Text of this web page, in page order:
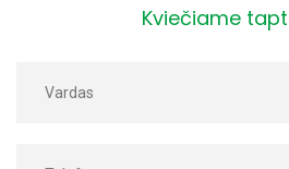
Kviečiame